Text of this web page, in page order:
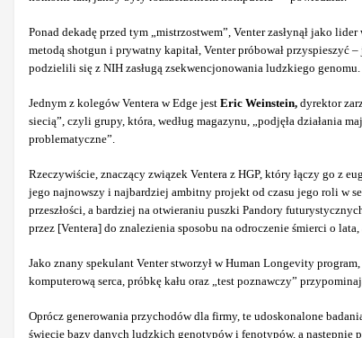
Ponad dekadę przed tym „mistrzostwem”, Venter zasłynął jako
metodą shotgun i prywatny kapitał, Venter próbował
podzielili się z NIH zasługą zsekwencjonowania ludzkiego genomu.
Jednym z kolegów Ventera w Edge jest Eric Weinstein, dyrektor
siecią”, czyli grupy, która, według magazynu, „podjęła działania
problematyczne”.
Rzeczywiście, znaczący związek Ventera z HGP, który łączy go z
jego najnowszy i najbardziej ambitny projekt od czasu jego roli w
przeszłości, a bardziej na otwieraniu puszki Pandory
przez [Ventera] do znalezienia sposobu na odroczenie śmierci o lata,
Jako znany spekulant Venter stworzył w Human Longevity
komputerową serca, próbkę kału oraz „test poznawczy”
Oprócz generowania przychodów dla firmy, te udoskonalone
świecie bazy danych ludzkich genotypów i fenotypów, a następnie